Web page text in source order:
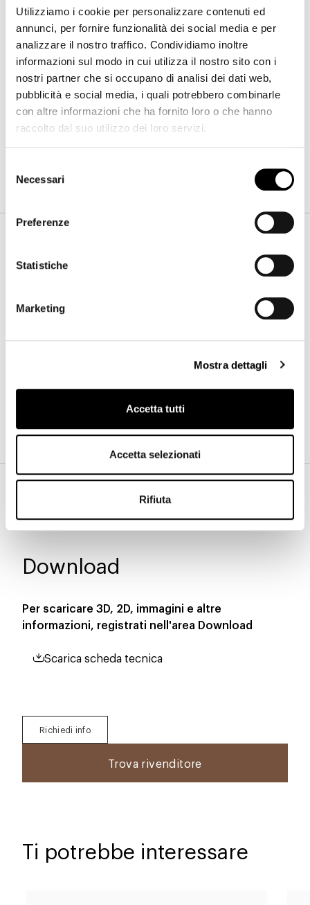
Utilizziamo i cookie per personalizzare contenuti ed
annunci, per fornire funzionalità dei social media e per
analizzare il nostro traffico. Condividiamo inoltre
informazioni sul modo in cui utilizza il nostro sito con i
nostri partner che si occupano di analisi dei dati web,
pubblicità e social media, i quali potrebbero combinarle
con altre informazioni che ha fornito loro o che hanno
raccolto dal suo utilizzo dei loro servizi.
delNecessari
Preferenze
Statistiche
Marketing
Mostra dettagli
Accetta tutti
Accetta selezionati
Rifiuta
Mistral
Profondità 8cm
Altezza 191cm
Finiture
Piede
Download
Per scaricare 3D, 2D, immagini e altre
informazioni, registrati nell'area Download
Scarica scheda tecnica
Richiedi info
Trova rivenditore
Ti potrebbe interessare